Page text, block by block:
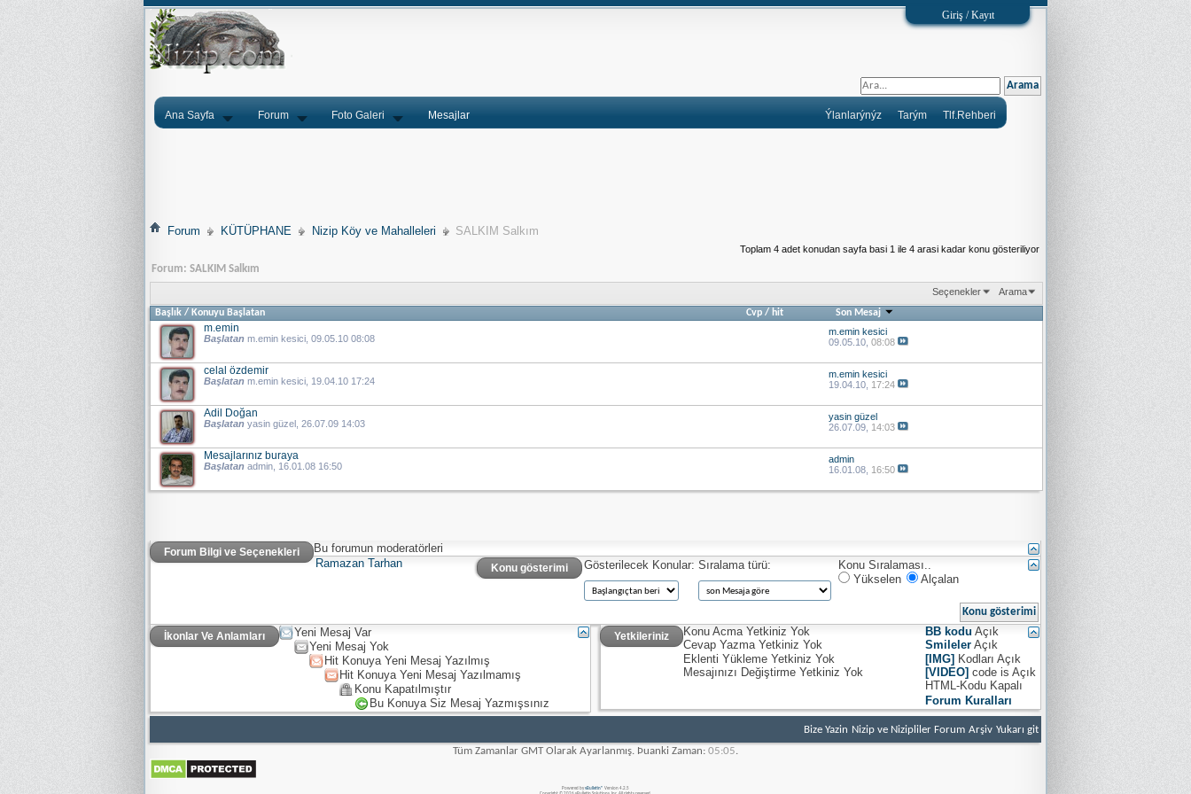
Giriş / Kayıt
Ana Sayfa Forum Foto Galeri Mesajlar Tlf.Rehberi
Tarým
Ýlanlarýnýz
Forum KÜTÜPHANE Nizip Köy ve Mahalleleri SALKIM Salkım
Toplam 4 adet konudan sayfa basi 1 ile 4 arasi kadar konu gösteriliyor
Forum: SALKIM Salkım
Seçenekler Arama
Başlık / Konuyu Başlatan Cvp / hit Son Mesaj
m.emin
Başlatan m.emin kesici, 09.05.10 08:08
m.emin kesici
09.05.10, 08:08
celal özdemir
Başlatan m.emin kesici, 19.04.10 17:24
m.emin kesici
19.04.10, 17:24
Adil Doğan
Başlatan yasin güzel , 26.07.09 14:03
yasin güzel
26.07.09, 14:03
Mesajlarınız buraya
Başlatan admin, 16.01.08 16:50
admin
16.01.08, 16:50
Forum Bilgi ve Seçenekleri
Bu forumun moderatörleri
Ramazan Tarhan
Konu gösterimi Gösterilecek Konular: Sıralama türü:
Konu Sıralaması..
Yükselen
Alçalan
İkonlar Ve Anlamları
Yeni Mesaj Var
Yeni Mesaj Yok
Hit Konuya Yeni Mesaj Yazılmış
Hit Konuya Yeni Mesaj Yazılmamış
Konu Kapatılmıştır
Bu Konuya Siz Mesaj Yazmışsınız
Yetkileriniz Konu Acma Yetkiniz Yok
Cevap Yazma Yetkiniz Yok
Eklenti Yükleme Yetkiniz Yok
Mesajınızı Değiştirme Yetkiniz Yok
BB kodu Açık
Smileler Açık
[IMG]Kodları Açık
[VIDEO] code is Açık
HTML-Kodu Kapalı
Forum Kuralları
Bize Yazin Nizip ve Nizipliler Forum Arşiv Yukarı git
Tüm Zamanlar GMT Olarak Ayarlanmış. Þuanki Zaman: 05:05.
Powered by vBulletin® Version 4.2.5